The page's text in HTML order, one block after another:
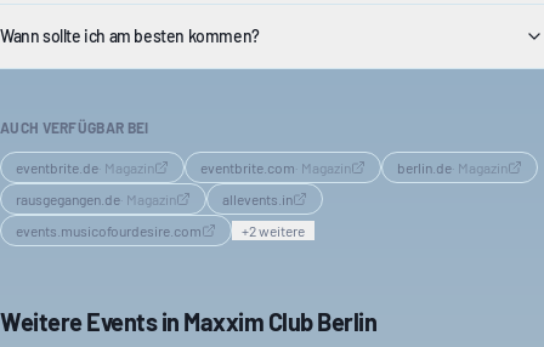
Wann sollte ich am besten kommen?
AUCH VERFÜGBAR BEI
eventbrite.de Magazin eventbrite.com Magazin berlin.de Magazin
rausgegangen.de Magazin
allevents.in
events.musicofourdesire.com
+2weitere
Weitere Events in Maxxim Club Berlin